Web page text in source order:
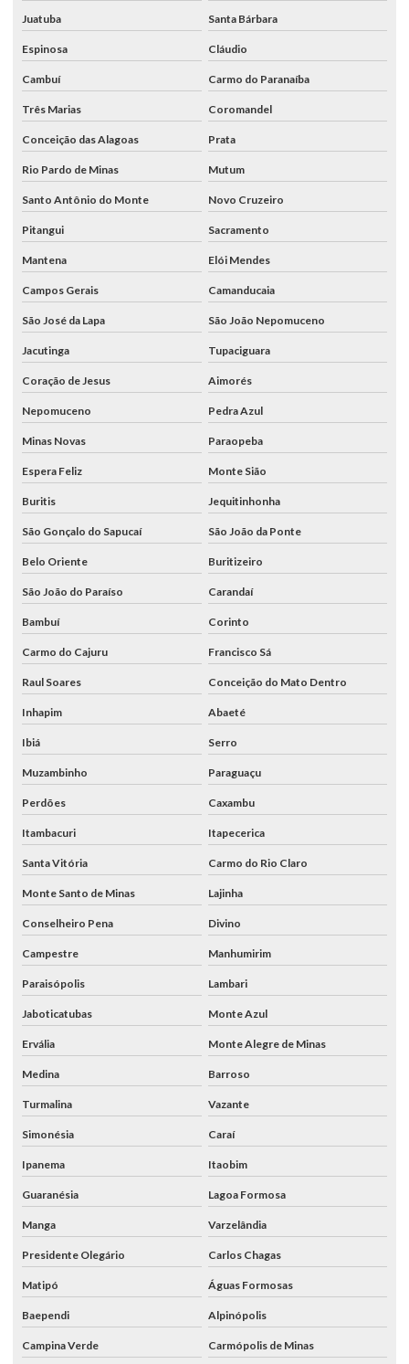
Juatuba Santa Bárbara
Espinosa Cláudio
Cambuí Carmo do Paranaíba
Três Marias Coromandel
Conceição das Alagoas Prata
Rio Pardo de Minas Mutum
Santo Antônio do Monte Novo Cruzeiro
Pitangui Sacramento
Mantena Elói Mendes
Campos Gerais Camanducaia
São José da Lapa São João Nepomuceno
Jacutinga Tupaciguara
Coração de Jesus Aimorés
Nepomuceno Pedra Azul
Minas Novas Paraopeba
Espera Feliz Monte Sião
Buritis Jequitinhonha
São Gonçalo do Sapucaí São João da Ponte
Belo Oriente Buritizeiro
São João do Paraíso Carandaí
Bambuí Corinto
Carmo do Cajuru Francisco Sá
Raul Soares Conceição do Mato Dentro
Inhapim Abaeté
Ibiá Serro
Muzambinho Paraguaçu
Perdões Caxambu
Itambacuri Itapecerica
Santa Vitória Carmo do Rio Claro
Monte Santo de Minas Lajinha
Conselheiro Pena Divino
Campestre Manhumirim
Paraisópolis Lambari
Jaboticatubas Monte Azul
Ervália Monte Alegre de Minas
Medina Barroso
Turmalina Vazante
Simonésia Caraí
Ipanema Itaobim
Guaranésia Lagoa Formosa
Manga Varzelândia
Presidente Olegário Carlos Chagas
Matipó Águas Formosas
Baependi Alpinópolis
Campina Verde Carmópolis de Minas